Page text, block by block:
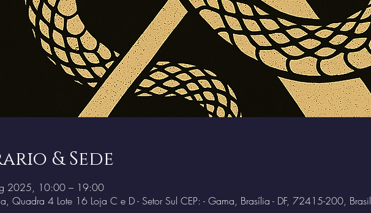
& Sede
2025, 10:00 – 19:00
Quadra 4 Lote 16 Loja C e D - Setor Sul CEP: - Gama, Brasília - DF, 72415-200, Brasil